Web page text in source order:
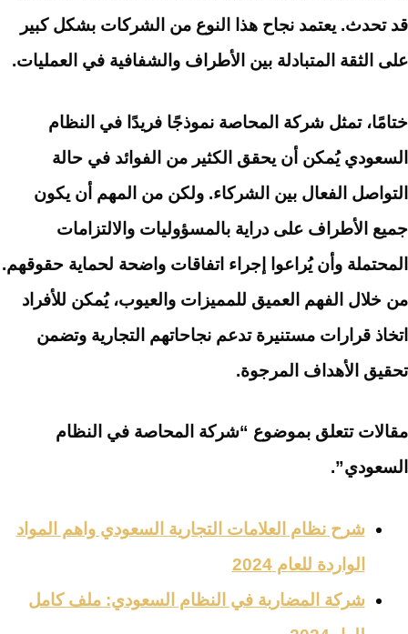
قد تحدث. يعتمد نجاح هذا النوع من الشركات بشكل كبير
على الثقة المتبادلة بين الأطراف والشفافية في العمليات.
ختامًا، تمثل شركة المحاصة نموذجًا فريدًا في النظام
السعودي يُمكن أن يحقق الكثير من الفوائد في حالة
التواصل الفعال بين الشركاء. ولكن من المهم أن يكون
جميع الأطراف على دراية بالمسؤوليات والالتزامات
المحتملة وأن يُراعوا إجراء اتفاقات واضحة لحماية حقوقهم.
من خلال الفهم العميق للمميزات والعيوب، يُمكن للأفراد
اتخاذ قرارات مستنيرة تدعم نجاحاتهم التجارية وتضمن
تحقيق الأهداف المرجوة.
مقالات تتعلق بموضوع “شركة المحاصة في النظام
السعودي”.
شرح نظام العلامات التجارية السعودي واهم المواد
الواردة للعام 2024
شركة المضاربة في النظام السعودي: ملف كامل